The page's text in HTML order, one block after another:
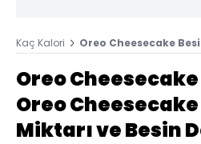
Kaç Kalori Oreo Cheesecake
Oreo
Oreo
Miktarı ve Besin